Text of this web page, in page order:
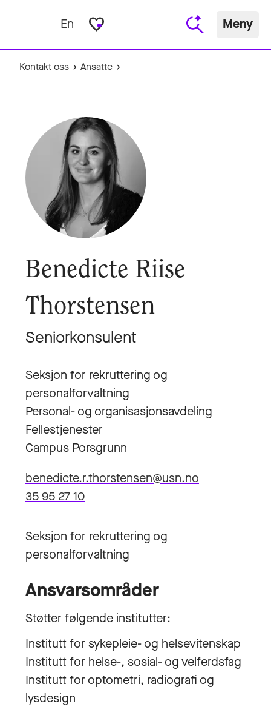
En favorite_border Meny
Kontakt oss Ansatte
Benedicte Riise
Thorstensen
Seniorkonsulent
Seksjon for rekruttering og
personalforvaltning
Personal- og organisasjonsavdeling
Fellestjenester
Campus Porsgrunn
benedicte.r.thorstensen@usn.no
35 95 27 10
Seksjon for rekruttering og
personalforvaltning
Ansvarsområder
Støtter følgende institutter:
Institutt for sykepleie- og helsevitenskap
Institutt for helse-, sosial- og velferdsfag
Institutt for optometri, radiografi og
lysdesign